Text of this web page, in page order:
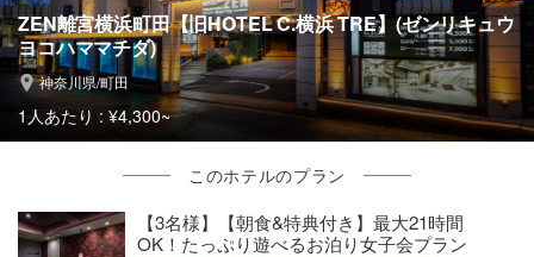
ZEN離宮横浜町田【旧HOTEL C.横浜 TRE】(ゼンリキュウ
ヨコハママチダ)
神奈川県/町田
1人あたり : ¥4,300~
このホテルのプラン
【3名様】【朝食&特典付き】最大21時間
OK！たっぷり遊べるお泊り女子会プラン